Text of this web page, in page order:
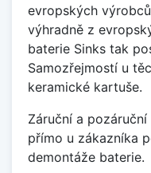
evropských
výhradně z
baterie Sinks tak
Samozřejmostí u
keramické kartuše.
Záruční a
přímo u zákazníka
demontáže baterie.